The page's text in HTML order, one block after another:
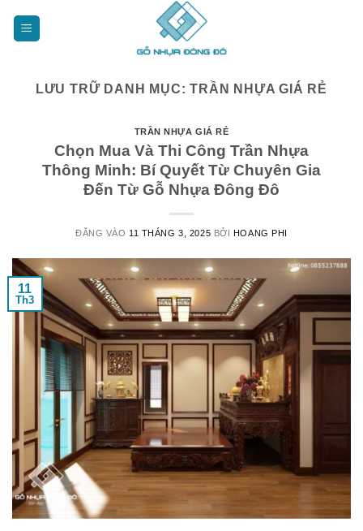
LƯU TRỮ DANH MỤC:TRẦN NHỰA GIÁ RẺ
TRẦN NHỰA GIÁ RẺ
Chọn Mua Và Thi Công Trần Nhựa
Thông Minh: Bí Quyết Từ Chuyên Gia
Đến Từ Gỗ Nhựa Đông Đô
ĐĂNG VÀO 11 THÁNG 3, 2025 BỞI HOANG PHI
11
Th3